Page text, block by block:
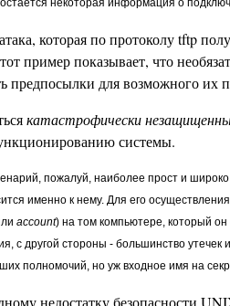
некоторая информация о
которая по протоколу tftp
пример показывает, что
предпосылки для возможного их
катастрофически
системы.
пожалуй, наиболее прост и
именно к нему. Для его
account) на том компьютере, который
с другой стороны - большинство
полномочий, но уж входное имя на
недостатку безопасности